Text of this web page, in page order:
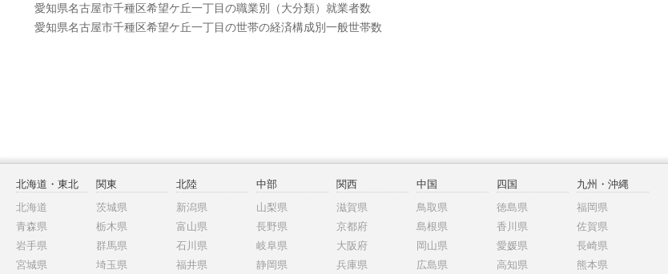
愛知県名古屋市千種区希望ケ丘一丁目の職業別（大分類）就業者数
愛知県名古屋市千種区希望ケ丘一丁目の世帯の経済構成別一般世帯数
北海道・東北
北海道
青森県
岩手県
宮城県
関東
茨城県
栃木県
群馬県
埼玉県
北陸
新潟県
富山県
石川県
福井県
中部
山梨県
長野県
岐阜県
静岡県
関西
滋賀県
京都府
大阪府
兵庫県
中国
鳥取県
島根県
岡山県
広島県
四国
徳島県
香川県
愛媛県
高知県
九州・沖縄
福岡県
佐賀県
長崎県
熊本県